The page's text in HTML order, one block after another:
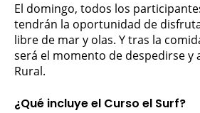
El domingo, todos los
tendrán la oportunidad de
libre de mar y olas. Y tras la
será el momento de despedirse y
Rural.
¿Qué incluye el Curso el Surf?